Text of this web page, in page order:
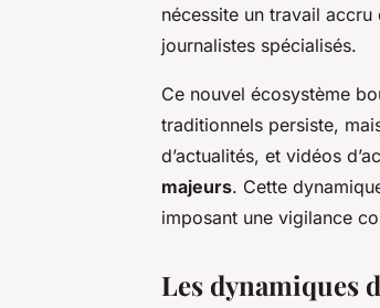
nécessite un travail
journalistes spécialisés.
Ce nouvel écosystème
traditionnels persiste,
d’actualités, et vidéos
majeurs. Cette
imposant une vigilance
Les dynamiques